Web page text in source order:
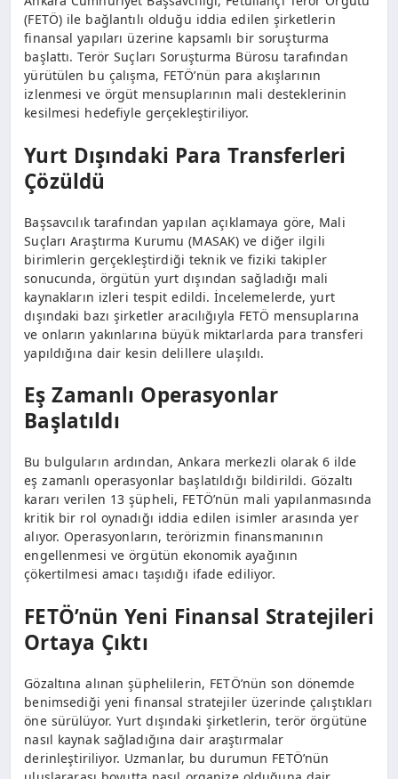
(FETÖ) ile bağlantılı olduğu iddia edilen şirketlerin
finansal yapıları üzerine kapsamlı bir soruşturma
başlattı. Terör Suçları Soruşturma Bürosu tarafından
yürütülen bu çalışma, FETÖ’nün para akışlarının
izlenmesi ve örgüt mensuplarının mali desteklerinin
kesilmesi hedefiyle gerçekleştiriliyor.
Yurt Dışındaki Para Transferleri
Çözüldü
Başsavcılık tarafından yapılan açıklamaya göre, Mali
Suçları Araştırma Kurumu (MASAK) ve diğer ilgili
birimlerin gerçekleştirdiği teknik ve fiziki takipler
sonucunda, örgütün yurt dışından sağladığı mali
kaynakların izleri tespit edildi. İncelemelerde, yurt
dışındaki bazı şirketler aracılığıyla FETÖ mensuplarına
ve onların yakınlarına büyük miktarlarda para transferi
yapıldığına dair kesin delillere ulaşıldı.
Eş Zamanlı Operasyonlar
Başlatıldı
Bu bulguların ardından, Ankara merkezli olarak 6 ilde
eş zamanlı operasyonlar başlatıldığı bildirildi. Gözaltı
kararı verilen 13 şüpheli, FETÖ’nün mali yapılanmasında
kritik bir rol oynadığı iddia edilen isimler arasında yer
alıyor. Operasyonların, terörizmin finansmanının
engellenmesi ve örgütün ekonomik ayağının
çökertilmesi amacı taşıdığı ifade ediliyor.
FETÖ’nün Yeni Finansal Stratejileri
Ortaya Çıktı
Gözaltına alınan şüphelilerin, FETÖ’nün son dönemde
benimsediği yeni finansal stratejiler üzerinde çalıştıkları
öne sürülüyor. Yurt dışındaki şirketlerin, terör örgütüne
nasıl kaynak sağladığına dair araştırmalar
derinleştiriliyor. Uzmanlar, bu durumun FETÖ’nün